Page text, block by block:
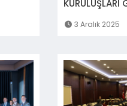
KURULUŞLARI
3 Aralık 2025